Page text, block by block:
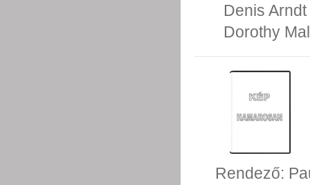
Denis Arndt
Dorothy
Rendező: